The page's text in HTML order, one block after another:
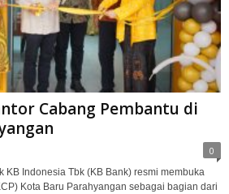
Cabang Pembantu di
0
KB Indonesia Tbk (KB Bank) resmi membuka
Kota Baru Parahyangan sebagai bagian dari